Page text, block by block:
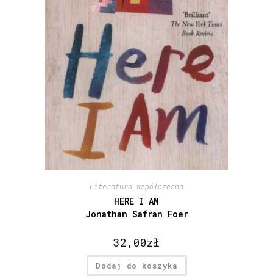
Literatura współczesna
HERE I AM
Jonathan Safran Foer
32,00zł
Dodaj do koszyka